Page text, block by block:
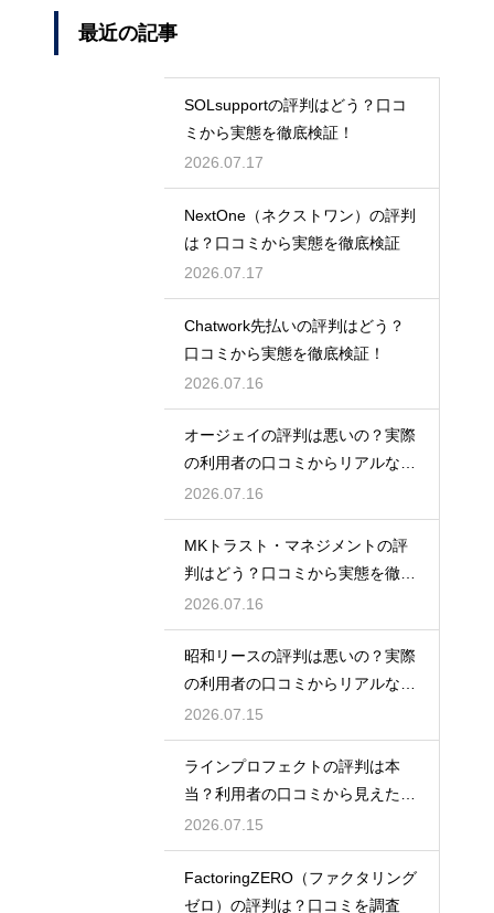
最近の記事
SOLsupportの評判はどう？口コ
ミから実態を徹底検証！
2026.07.17
NextOne（ネクストワン）の評判
は？口コミから実態を徹底検証
2026.07.17
Chatwork先払いの評判はどう？
口コミから実態を徹底検証！
2026.07.16
オージェイの評判は悪いの？実際
の利用者の口コミからリアルな実
態検証
2026.07.16
MKトラスト・マネジメントの評
判はどう？口コミから実態を徹底
検証！
2026.07.16
昭和リースの評判は悪いの？実際
の利用者の口コミからリアルな実
態検証
2026.07.15
ラインプロフェクトの評判は本
当？利用者の口コミから見えた実
態検証
2026.07.15
FactoringZERO（ファクタリング
ゼロ）の評判は？口コミを調査